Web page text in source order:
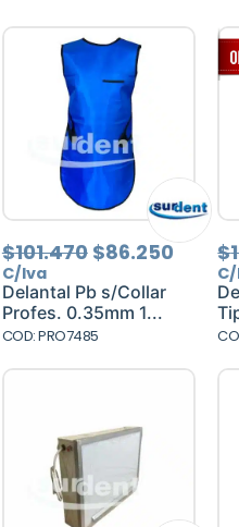
$101.470 El
precio
original
era:
$101.470.
$86.250El
precio
actual
C/Iva
Delantal Pb s/Collar
Profes. 0.35mm 1...
COD: PRO7485
$